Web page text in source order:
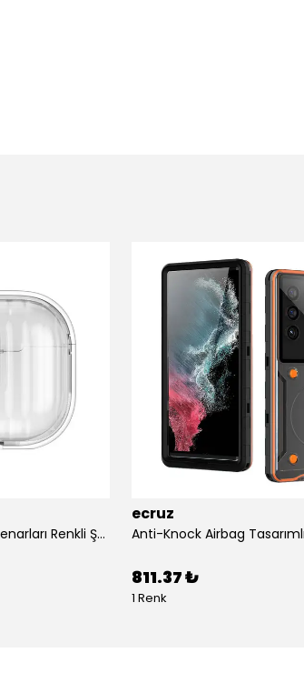
Airpods 4 Uyumlu Kılıf Kenarları Renkli Şeffaf Dilimli Silikon Ecruz Airbag 40 Uyumlu Kılıf
ecruz
811.37 ₺
1 Renk